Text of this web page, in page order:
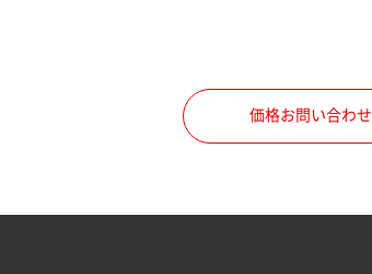
所属部署
価格お問い合わせ